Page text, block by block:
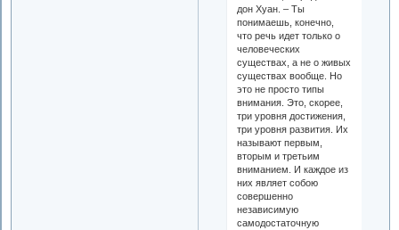
дон Хуан. – Ты
понимаешь, конечно,
что речь идет только о
человеческих
существах, а не о живых
существах вообще. Но
это не просто типы
внимания. Это, скорее,
три уровня достижения,
три уровня развития. Их
называют первым,
вторым и третьим
вниманием. И каждое из
них являет собою
совершенно
независимую
самодостаточную